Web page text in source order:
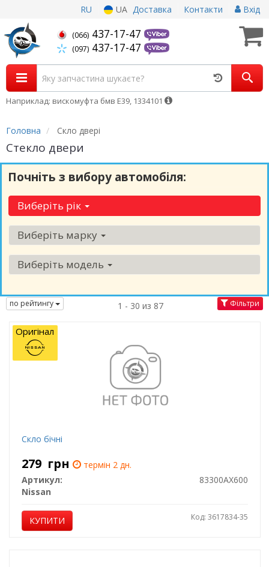
RU UA Доставка Контакти Вхід
(066) 437-17-47
(097) 437-17-47
Наприклад: вискомуфта бмв Е39, 1334101
Головна Скло двері
Стекло двери
Почніть з вибору автомобіля:
Виберіть рік
Виберіть марку
Виберіть модель
по рейтингу 1 - 30 из 87 Фільтри
Скло бiчнi
279 грн
термін 2 дн.
Артикул:
83300AX600
Nissan
КУПИТИ Код: 3617834-35
Оригінал